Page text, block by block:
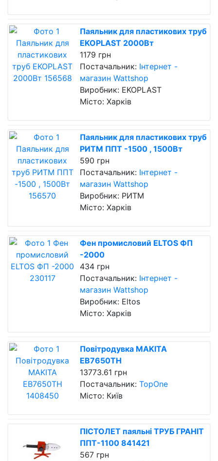
Паяльник для пластикових труб
EKOPLAST 2000Вт
1179 грн
Постачальник: Інтернет -
магазин Wattshop
Виробник: EKOPLAST
Місто: Харків
Паяльник для пластикових труб
РИТМ ППТ -1500 , 1500Вт
590 грн
Постачальник: Інтернет -
магазин Wattshop
Виробник: РИТМ
Місто: Харків
Фен промисловий ELTOS ФП
-2000
434 грн
Постачальник: Інтернет -
магазин Wattshop
Виробник: Eltos
Місто: Харків
Повітродувка MAKITA
EB7650TH
13773.61 грн
Постачальник: TopOne
Місто: Київ
ПІСТОЛЕТ паяльні ТРУБ ГРАНІТ
ППТ-1100 841421
567 грн